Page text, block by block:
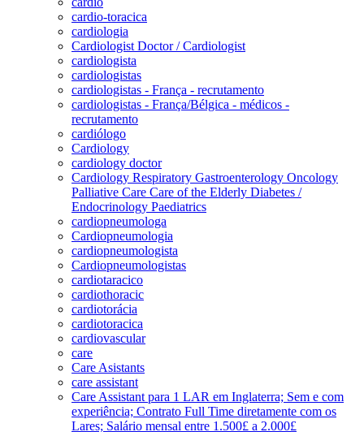
cardio-toracica
cardiologia
Cardiologist Doctor / Cardiologist
cardiologista
cardiologistas
cardiologistas - França - recrutamento
cardiologistas - França/Bélgica - médicos -
recrutamento
cardiólogo
Cardiology
cardiology doctor
Cardiology Respiratory Gastroenterology Oncology
Palliative Care Care of the Elderly Diabetes /
Endocrinology Paediatrics
cardiopneumologa
Cardiopneumologia
cardiopneumologista
Cardiopneumologistas
cardiotaracico
cardiothoracic
cardiotorácia
cardiotoracica
cardiovascular
care
Care Asistants
care assistant
Care Assistant para 1 LAR em Inglaterra; Sem e com
experiência; Contrato Full Time diretamente com os
Lares; Salário mensal entre 1.500£ a 2.000£